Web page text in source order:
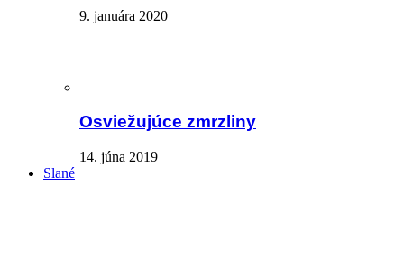
9. januára 2020
Osviežujúce zmrzliny
14. júna 2019
Slané